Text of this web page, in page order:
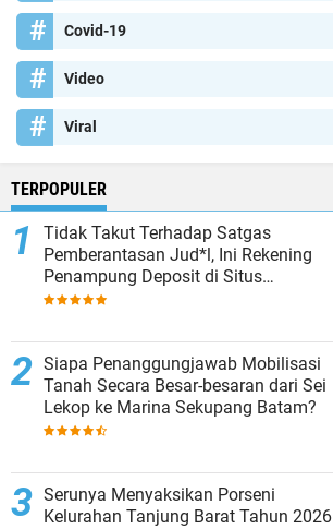
Covid-19
Video
Viral
TERPOPULER
Tidak Takut Terhadap Satgas
Pemberantasan Jud*l, Ini Rekening
Penampung Deposit di Situs
MENARA4D
Siapa Penanggungjawab Mobilisasi
Tanah Secara Besar-besaran dari Sei
Lekop ke Marina Sekupang Batam?
Serunya Menyaksikan Porseni
Kelurahan Tanjung Barat Tahun 2026